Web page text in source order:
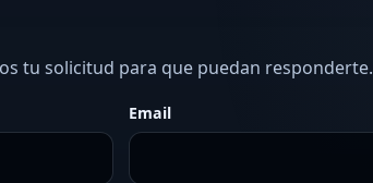
tu solicitud para que puedan responderte.
Email